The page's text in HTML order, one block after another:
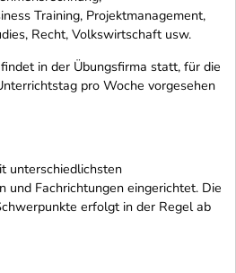
Training, Projektmanagement,
Recht, Volkswirtschaft usw.
in der Übungsfirma statt, für die
pro Woche vorgesehen
unterschiedlichsten
und Fachrichtungen eingerichtet. Die
erfolgt in der Regel ab